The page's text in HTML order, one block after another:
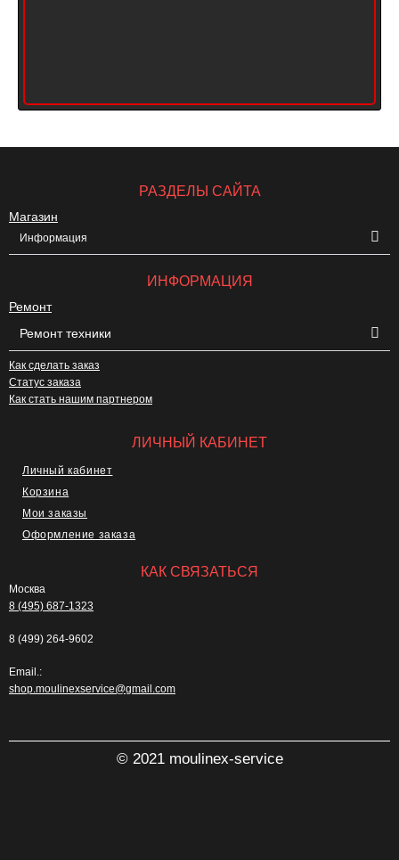
РАЗДЕЛЫ САЙТА
Магазин
Информация
ИНФОРМАЦИЯ
Ремонт
Ремонт техники
Как сделать заказ
Статус заказа
Как стать нашим партнером
ЛИЧНЫЙ КАБИНЕТ
Личный кабинет
Корзина
Мои заказы
Оформление заказа
КАК СВЯЗАТЬСЯ
Москва
8 (495) 687-1323
8 (499) 264-9602
Email.:
shop.moulinexservice@gmail.com
© 2021 moulinex-service